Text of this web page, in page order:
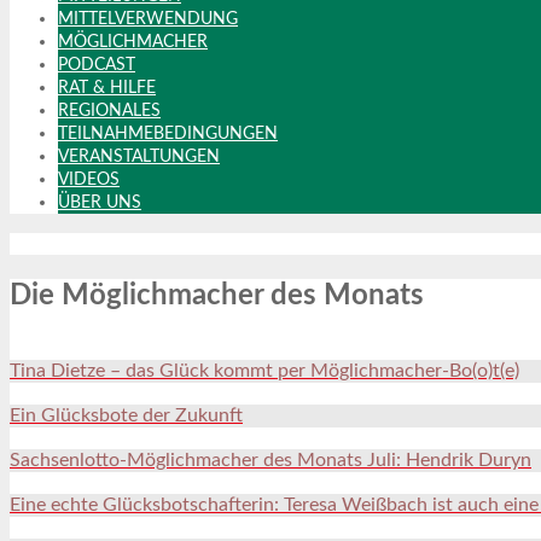
MITTELVERWENDUNG
MÖGLICHMACHER
PODCAST
RAT & HILFE
REGIONALES
TEILNAHMEBEDINGUNGEN
VERANSTALTUNGEN
VIDEOS
ÜBER UNS
Die Möglichmacher des Monats
Tina Dietze – das Glück kommt per Möglichmacher-Bo(o)t(e)
Ein Glücksbote der Zukunft
Sachsenlotto-Möglichmacher des Monats Juli: Hendrik Duryn
Eine echte Glücksbotschafterin: Teresa Weißbach ist auch